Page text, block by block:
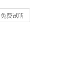
免费试听